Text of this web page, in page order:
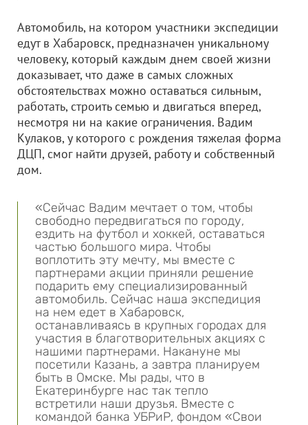
Автомобиль, на котором участники экспедиции
едут в Хабаровск, предназначен уникальному
человеку, который каждым днем своей жизни
доказывает, что даже в самых сложных
обстоятельствах можно оставаться сильным,
работать, строить семью и двигаться вперед,
несмотря ни на какие ограничения. Вадим
Кулаков, у которого с рождения тяжелая форма
ДЦП, смог найти друзей, работу и собственный
дом.
«Сейчас Вадим мечтает о том, чтобы
свободно передвигаться по городу,
ездить на футбол и хоккей, оставаться
частью большого мира. Чтобы
воплотить эту мечту, мы вместе с
партнерами акции приняли решение
подарить ему специализированный
автомобиль. Сейчас наша экспедиция
на нем едет в Хабаровск,
останавливаясь в крупных городах для
участия в благотворительных акциях с
нашими партнерами. Накануне мы
посетили Казань, а завтра планируем
быть в Омске. Мы рады, что в
Екатеринбурге нас так тепло
встретили наши друзья. Вместе с
командой банка УБРиР, фондом «Свои